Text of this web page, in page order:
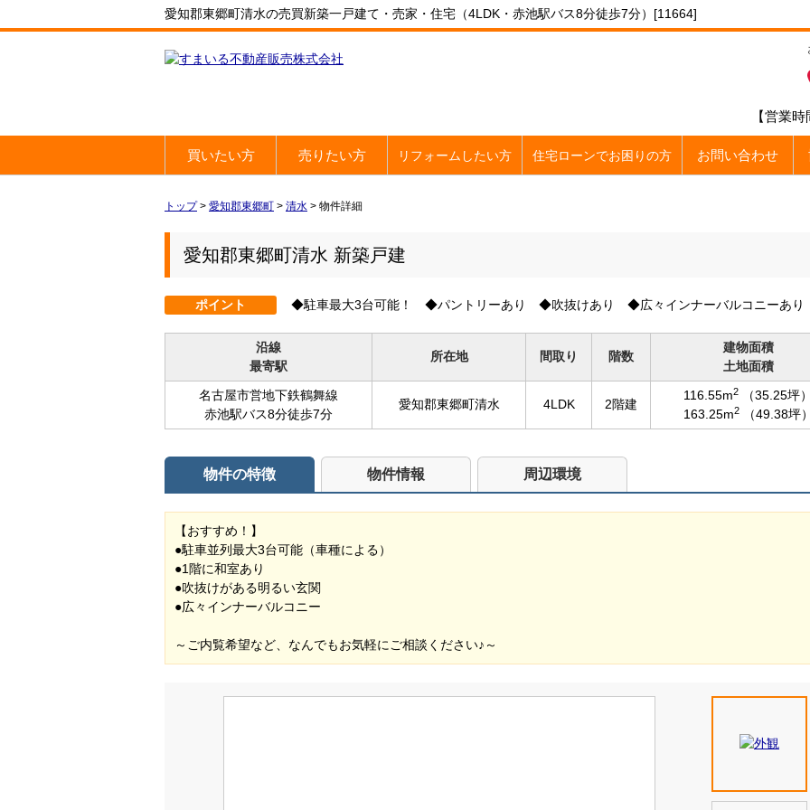
愛知郡東郷町清水の売買新築一戸建て・売家・住宅（4LDK・赤池駅バス8分徒歩7分）[11664]
【営業
買いたい方 売りたい方 リフォームしたい方 住宅ローンでお困りの方 お問い合わせ
トップ> 愛知郡東郷町 > 清水 > 物件詳細
愛知郡東郷町清水 新築戸建
ポイント ◆駐車最大3台可能！ ◆パントリーあり ◆吹抜けあり ◆広々インナーバルコニーあり
沿線
最寄駅
所在地 間取り 階数
建物面積
土地面積
名古屋市営地下鉄鶴舞線
赤池駅バス8分徒歩7分
愛知郡東郷町清水 4LDK 2階建
116.55m2
（35.25坪
163.25m2 （49.38坪
物件の特徴 物件情報 周辺環境
【おすすめ！】
●駐車並列最大3台可能（車種による）
●1階に和室あり
●吹抜けがある明るい玄関
●広々インナーバルコニー
～ご内覧希望など、なんでもお気軽にご相談ください♪～